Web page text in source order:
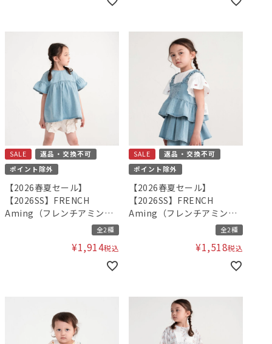
SALE
返品・交換不可
ポイント除外
【2026春夏セール】
【2026SS】FRENCH
Aming（フレンチアミン
グ）フリルギャザーチュニ
全2種
¥1,914税込
SALE
返品・交換不可
ポイント除外
【2026春夏セール】
【2026SS】FRENCH
Aming（フレンチアミン
全2種
¥1,518税込